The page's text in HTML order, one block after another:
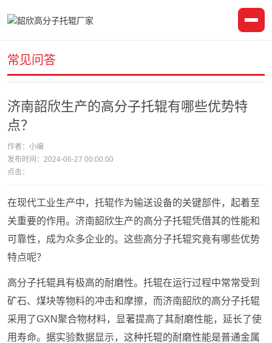
常见问答
济南韶欣生产的高分子托辊有哪些优势特
点？
作者：小编
发布时间：2024-06-27 00:00:00
点击：
在现代工业生产中，托辊作为输送设备的关键部件，起着至
关重要的作用。济南韶欣生产的高分子托辊凭借其的性能和
可靠性，成为众多企业的。这些高分子托辊究竟有哪些优势
特点呢？
高分子托辊具有极高的耐磨性。托辊在运行过程中常常受到
矿石、煤块等物料的冲击和摩擦，而济南韶欣的高分子托辊
采用了GXN聚合物材料，显著提高了其耐磨性能，延长了使
用寿命。据实验数据显示，这种托辊的耐磨性能是普通金属